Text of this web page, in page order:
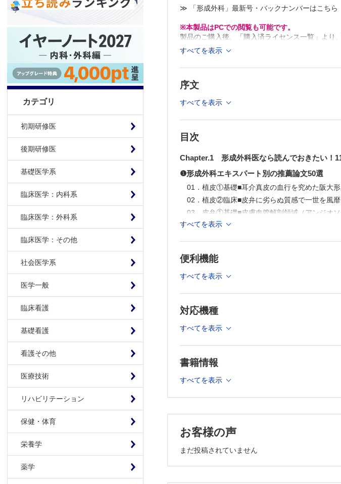
カテゴリ
初期研修医
後期研修医
基礎医学系
臨床医学：内科系
臨床医学：外科系
臨床医学：その他
社会医学系
医学一般
臨床看護
基礎看護
看護その他
医療技術
リハビリテーション
保健・体育
栄養学
薬学
開発者は誰か―/
19．乳房再建③
20．マイクロサ
腸管移植/東京
22．眼瞼①先天
山 明彦
27．外鼻（再建
外科・顎顔面外
28．胸部（漏斗
小限にする革新
29．手外科①先
医科大学形成外
30．手外科②変性
藤 晋
例に至る物語/近
り物である―/佐
41．瘢痕■Z 形成
移植術の臨床成
44．熱傷■自家培
≫ 「形成外科」最新号・バックナンバーはこちら
※本製品はPCでの閲覧も可能です。
製品のご購入後、「購入済ライセンス一覧」より
推奨ブラウザ： Firefox 最新版 / Google Chrome
すべてを表示
序文
すべてを表示
目次
Chapter.1 形成外科医なら読んでおきたい！
❶形成外科エキスパート別の推薦論文50選
01．植皮①基礎■耳介真皮の血行を究めた阪大
02．植皮②臨床■皮弁に劣らぬ質感で一世を風
03．皮弁①基礎■皮膚血管解剖領域（アンジオ
形成外科・美容外科 三鍋 俊春
06．顔面骨骨折②臨床■頬骨骨折へのGillies-
07．クラニオ①基礎■頭蓋縫合早期癒合症の形
09．顎変形①基礎■下顎枝を矢状分割する本術
10．顎変形②臨床■もう1 つの矢状分割骨切
11．口唇裂■Rotation-advancement 法ひらめ
12．口蓋裂■Z形成を表裏で逆方向に行うと
14．頭頸部再建②下顎■腓骨皮弁は下顎再建に
17．乳房再建①インプラント■エキスパンダー
18．乳房再建②皮弁■横軸腹直筋（TRAM）皮
19．乳房再建③脂肪注入■乳房への脂肪注入移
すべてを表示
便利機能
すべてを表示
対応機種
すべてを表示
書籍情報
すべてを表示
お客様の声
まだ投稿されていません